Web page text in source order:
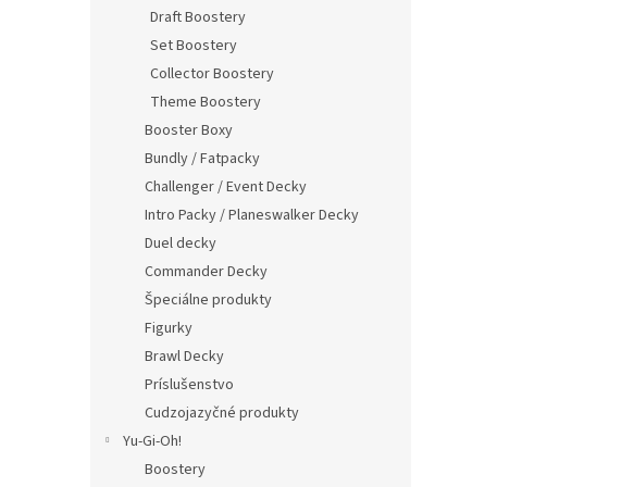
Draft Boostery
Set Boostery
Collector Boostery
Theme Boostery
Booster Boxy
Bundly / Fatpacky
Challenger / Event Decky
Intro Packy / Planeswalker Decky
Duel decky
Commander Decky
Špeciálne produkty
Figurky
Brawl Decky
Príslušenstvo
Cudzojazyčné produkty
Yu-Gi-Oh!
Boostery